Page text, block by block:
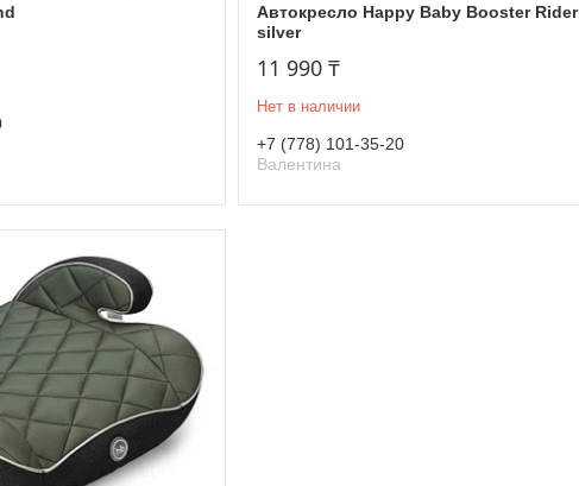
Автокресло Happy Baby Booster Rider
silver
11 990 ₸
Нет в наличии
+7 (778) 101-35-20
Валентина